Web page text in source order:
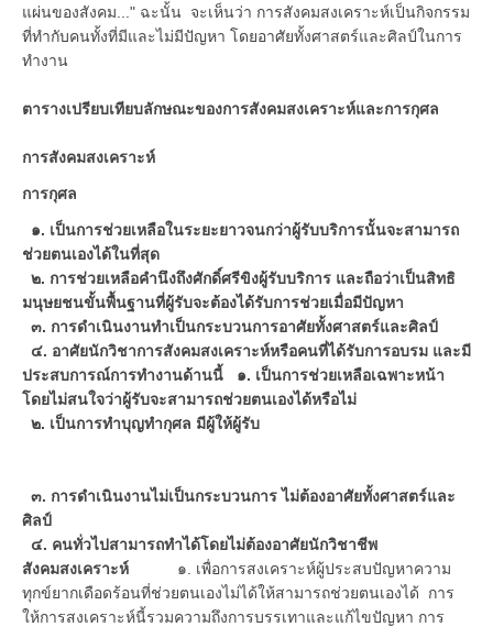
แผ่นของสังคม..." ฉะนั้น จะเห็นว่า การสังคมสงเคราะห์เป็นกิจกรรม
ที่ทำกับคนทั้งที่มีและไม่มีปัญหา โดยอาศัยทั้งศาสตร์และศิลป์ในการ
ทำงาน
ตารางเปรียบเทียบลักษณะของการสังคมสงเคราะห์และการกุศล
การสังคมสงเคราะห์
การกุศล
๑. เป็นการช่วยเหลือในระยะยาวจนกว่าผู้รับบริการนั้นจะสามารถ
ช่วยตนเองได้ในที่สุด
๒. การช่วยเหลือคำนึงถึงศักดิ์ศรีขิงผู้รับบริการ และถือว่าเป็นสิทธิ
มนุษยชนขั้นพื้นฐานที่ผู้รับจะต้องได้รับการช่วยเมื่อมีปัญหา
๓. การดำเนินงานทำเป็นกระบวนการอาศัยทั้งศาสตร์และศิลป์
๔. อาศัยนักวิชาการสังคมสงเคราะห์หรือคนที่ได้รับการอบรม และมี
ประสบการณ์การทำงานด้านนี้ ๑. เป็นการช่วยเหลือเฉพาะหน้า
โดยไม่สนใจว่าผู้รับจะสามารถช่วยตนเองได้หรือไม่
๒. เป็นการทำบุญทำกุศล มีผู้ให้ผู้รับ
๓. การดำเนินงานไม่เป็นกระบวนการ ไม่ต้องอาศัยทั้งศาสตร์และ
ศิลป์
๔. คนทั่วไปสามารถทำได้โดยไม่ต้องอาศัยนักวิชาชีพ
สังคมสงเคราะห์
๑. เพื่อการสงเคราะห์ผู้ประสบปัญหาความ
ทุกข์ยากเดือดร้อนที่ช่วยตนเองไม่ได้ให้สามารถช่วยตนเองได้ การ
ให้การสงเคราะห์นี้รวมความถึงการบรรเทาและแก้ไขปัญหา การ